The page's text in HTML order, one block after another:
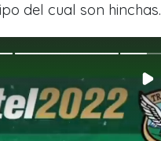
del cual son hinchas.